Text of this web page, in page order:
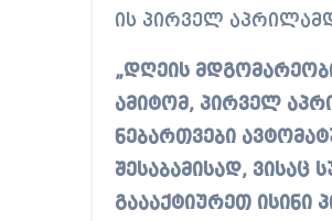
ის პირველ
„დღეის
ამიტომ, პირველ
ნებართვები
შესაბამისად,
გაააქტიურეთ ისინი